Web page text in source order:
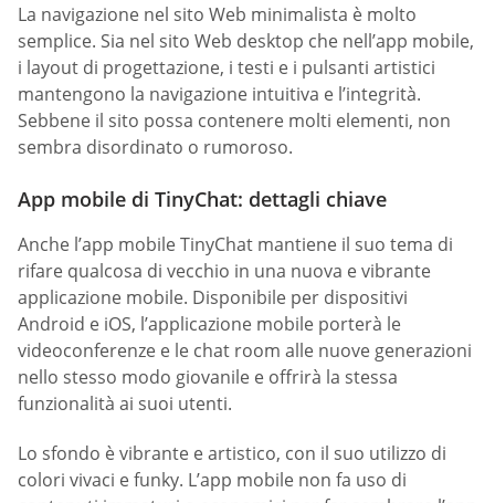
La navigazione nel sito Web minimalista è molto
semplice. Sia nel sito Web desktop che nell’app mobile,
i layout di progettazione, i testi e i pulsanti artistici
mantengono la navigazione intuitiva e l’integrità.
Sebbene il sito possa contenere molti elementi, non
sembra disordinato o rumoroso.
App mobile di TinyChat: dettagli chiave
Anche l’app mobile TinyChat mantiene il suo tema di
rifare qualcosa di vecchio in una nuova e vibrante
applicazione mobile. Disponibile per dispositivi
Android e iOS, l’applicazione mobile porterà le
videoconferenze e le chat room alle nuove generazioni
nello stesso modo giovanile e offrirà la stessa
funzionalità ai suoi utenti.
Lo sfondo è vibrante e artistico, con il suo utilizzo di
colori vivaci e funky. L’app mobile non fa uso di